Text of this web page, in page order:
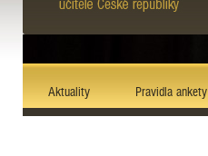
Aktuality Pravidla ankety